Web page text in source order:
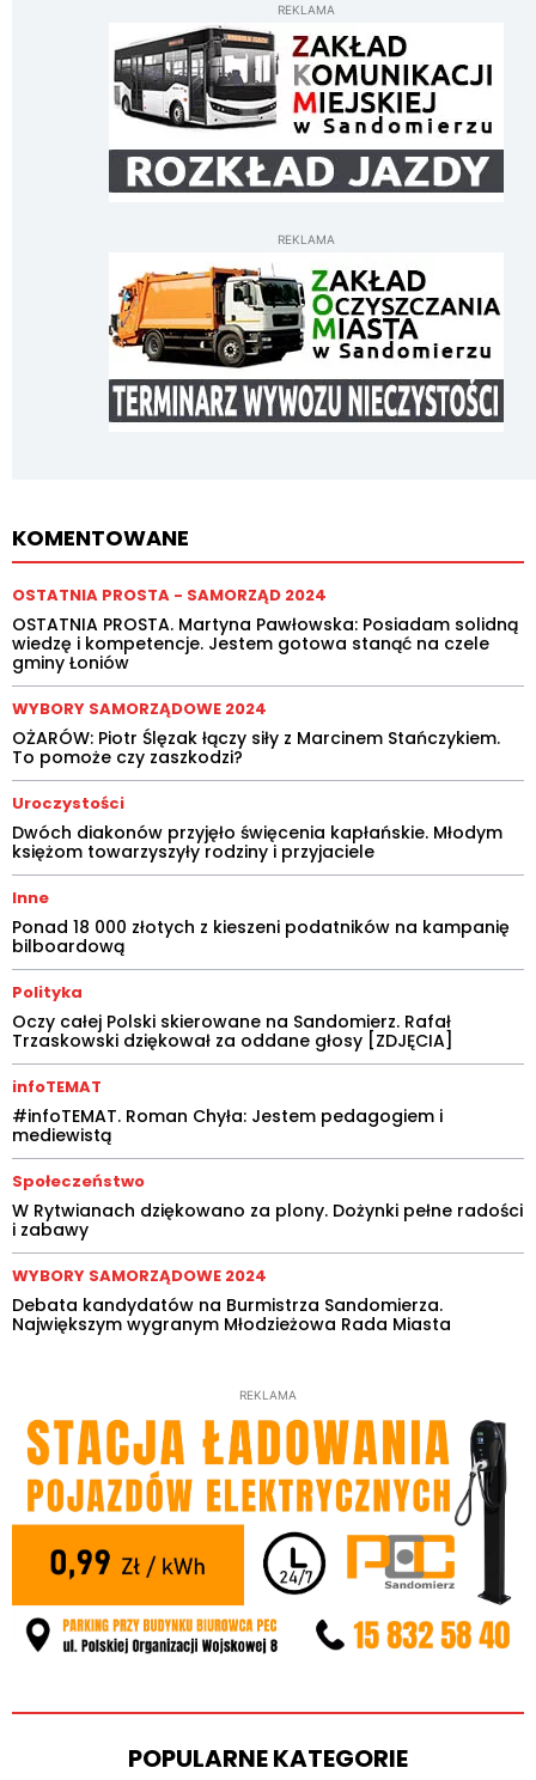
REKLAMA
REKLAMA
KOMENTOWANE
OSTATNIA PROSTA - SAMORZĄD 2024
OSTATNIA PROSTA. Martyna Pawłowska: Posiadam solidną
wiedzę i kompetencje. Jestem gotowa stanąć na czele
gminy Łoniów
WYBORY SAMORZĄDOWE 2024
OŻARÓW: Piotr Ślęzak łączy siły z Marcinem Stańczykiem.
To pomoże czy zaszkodzi?
Uroczystości
Dwóch diakonów przyjęło święcenia kapłańskie. Młodym
księżom towarzyszyły rodziny i przyjaciele
Inne
Ponad 18 000 złotych z kieszeni podatników na kampanię
bilboardową
Polityka
Oczy całej Polski skierowane na Sandomierz. Rafał
Trzaskowski dziękował za oddane głosy [ZDJĘCIA]
infoTEMAT
#infoTEMAT. Roman Chyła: Jestem pedagogiem i
mediewistą
Społeczeństwo
W Rytwianach dziękowano za plony. Dożynki pełne radości
i zabawy
WYBORY SAMORZĄDOWE 2024
Debata kandydatów na Burmistrza Sandomierza.
Największym wygranym Młodzieżowa Rada Miasta
REKLAMA
POPULARNE KATEGORIE